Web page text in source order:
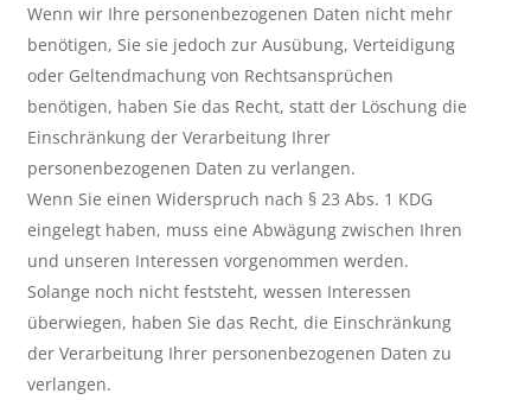
Wenn wir Ihre personenbezogenen Daten nicht mehr
benötigen, Sie sie jedoch zur Ausübung, Verteidigung
oder Geltendmachung von Rechtsansprüchen
benötigen, haben Sie das Recht, statt der Löschung die
Einschränkung der Verarbeitung Ihrer
personenbezogenen Daten zu verlangen.
Wenn Sie einen Widerspruch nach § 23 Abs. 1 KDG
eingelegt haben, muss eine Abwägung zwischen Ihren
und unseren Interessen vorgenommen werden.
Solange noch nicht feststeht, wessen Interessen
überwiegen, haben Sie das Recht, die Einschränkung
der Verarbeitung Ihrer personenbezogenen Daten zu
verlangen.